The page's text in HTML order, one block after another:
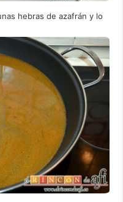
hebras de azafrán y lo